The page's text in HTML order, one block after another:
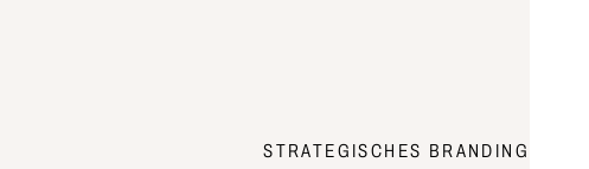
STRATEGISCHES BRANDING